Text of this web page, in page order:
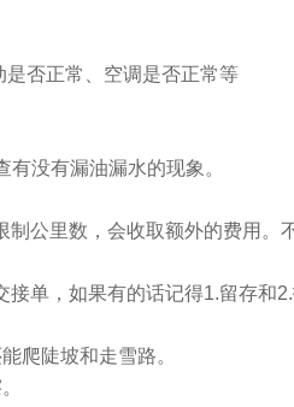
否正常、空调是否正常等
没有漏油漏水的现象。
公里数，会收取额外的费用。
单，如果有的话记得1.留存和2.
爬陡坡和走雪路。